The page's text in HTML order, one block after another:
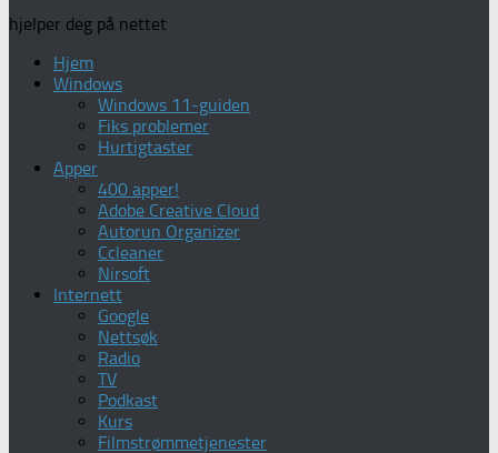
hjelper deg på nettet
Hjem
Windows
Windows 11-guiden
Fiks problemer
Hurtigtaster
Apper
400 apper!
Adobe Creative Cloud
Autorun Organizer
Ccleaner
Nirsoft
Internett
Google
Nettsøk
Radio
TV
Podkast
Kurs
Filmstrømmetjenester